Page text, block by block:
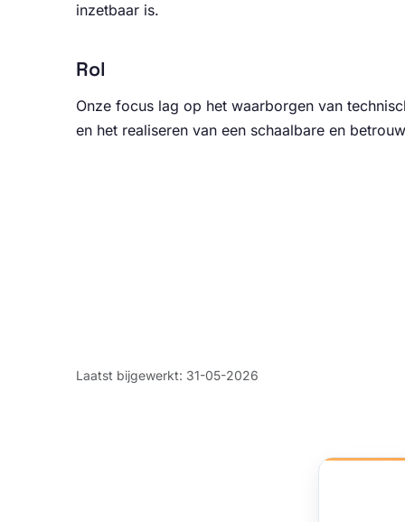
inzetbaar is.
Rol
Onze focus lag op het waarborgen van
en het realiseren van een schaalbare en
Laatst bijgewerkt: 31-05-2026